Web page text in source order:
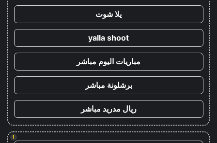
يلا شوت
yalla shoot
مباريات اليوم مباشر
برشلونة مباشر
ريال مدريد مباشر
!